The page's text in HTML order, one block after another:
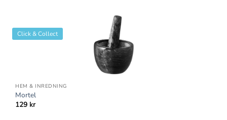
Click & Collect
HEM & INREDNING
Mortel
129 kr